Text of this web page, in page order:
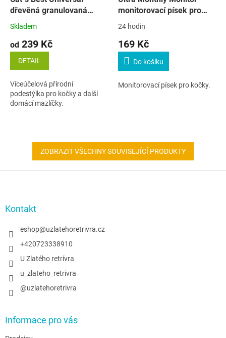
dřevěná granulovaná
podestýlka
Skladem
od 239 Kč
DETAIL
Víceúčelová přírodní
podestýlka pro kočky a další
domácí mazlíčky.
monitorovací písek pro
kočky - 453 g
24 hodin
169 Kč
Do košíku
Monitorovací písek pro kočky.
ZOBRAZIT VŠECHNY SOUVISEJÍCÍ PRODUKTY
Kontakt
eshop@uzlatehoretrivra.cz
+420723338910
U Zlatého retrívra
u_zlateho_retrivra
@uzlatehoretrivra
Informace pro vás